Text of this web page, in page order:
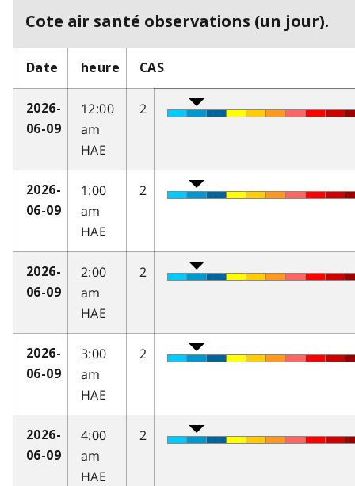
Cote air santé observations (un jour).
Date heure CAS
2026-
06-09
12:00
am
HAE
2
2026-
06-09
1:00
am
HAE
2
2026-
06-09
2:00
am
HAE
2
2026-
06-09
3:00
am
HAE
2
2026-
06-09
4:00
am
HAE
2